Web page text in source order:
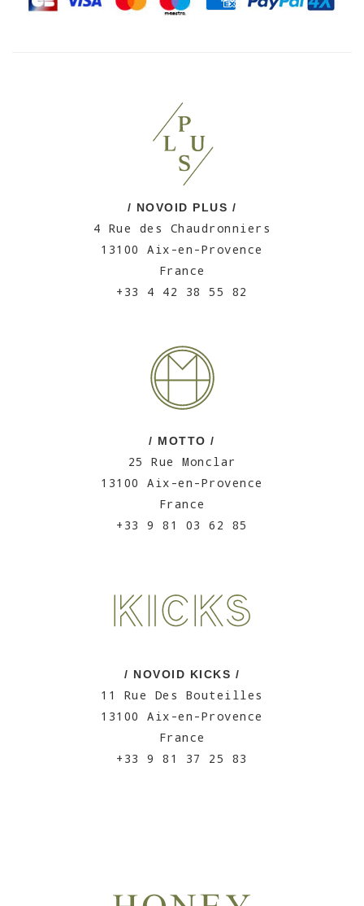
/ NOVOID PLUS /
4 Rue des Chaudronniers
13100 Aix-en-Provence
France
+33 4 42 38 55 82
/ MOTTO /
25 Rue Monclar
13100 Aix-en-Provence
France
+33 9 81 03 62 85
/ NOVOID KICKS /
11 Rue Des Bouteilles
13100 Aix-en-Provence
France
+33 9 81 37 25 83